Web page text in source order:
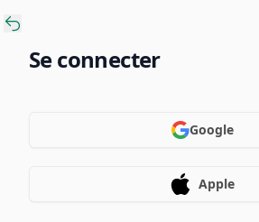
Se connecter
Google
Apple